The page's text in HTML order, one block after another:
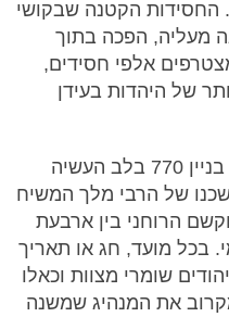
החסידות הקטנה שבקושי
מעליה, הפכה בתוך
אלפי חסידים,
של היהדות בעידן
מטבע הדברים, מצא את עצמו בניין 770 בלב העשיה
של הרבי מלך המשיח
הרוחני בין ארבעת
בכל מועד, חג או תאריך
שומרי מצוות וכאלו
את המנהיג שמשנה